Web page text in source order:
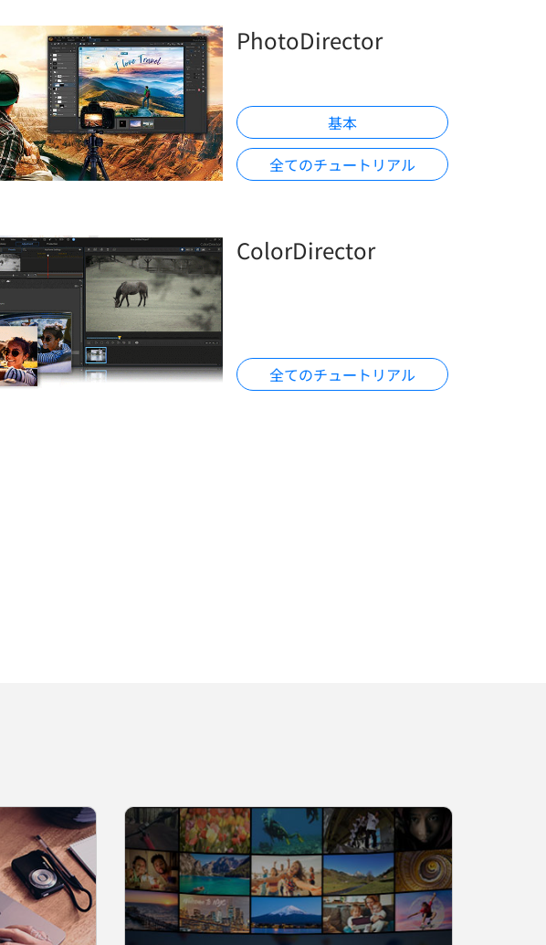
PhotoDirector
基本
全てのチュートリアル
ColorDirector
全てのチュートリアル